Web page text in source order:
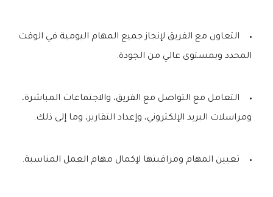
التعاون مع الفريق لإنجاز جميع المهام اليومية في الوقت
المحدد وبمستوى عالي من الجودة.
التعامل مع التواصل مع الفريق، والاجتماعات المباشرة،
ومراسلات البريد الإلكتروني، وإعداد التقارير، وما إلى ذلك.
تعيين المهام ومراقبتها لإكمال مهام العمل المناسبة.